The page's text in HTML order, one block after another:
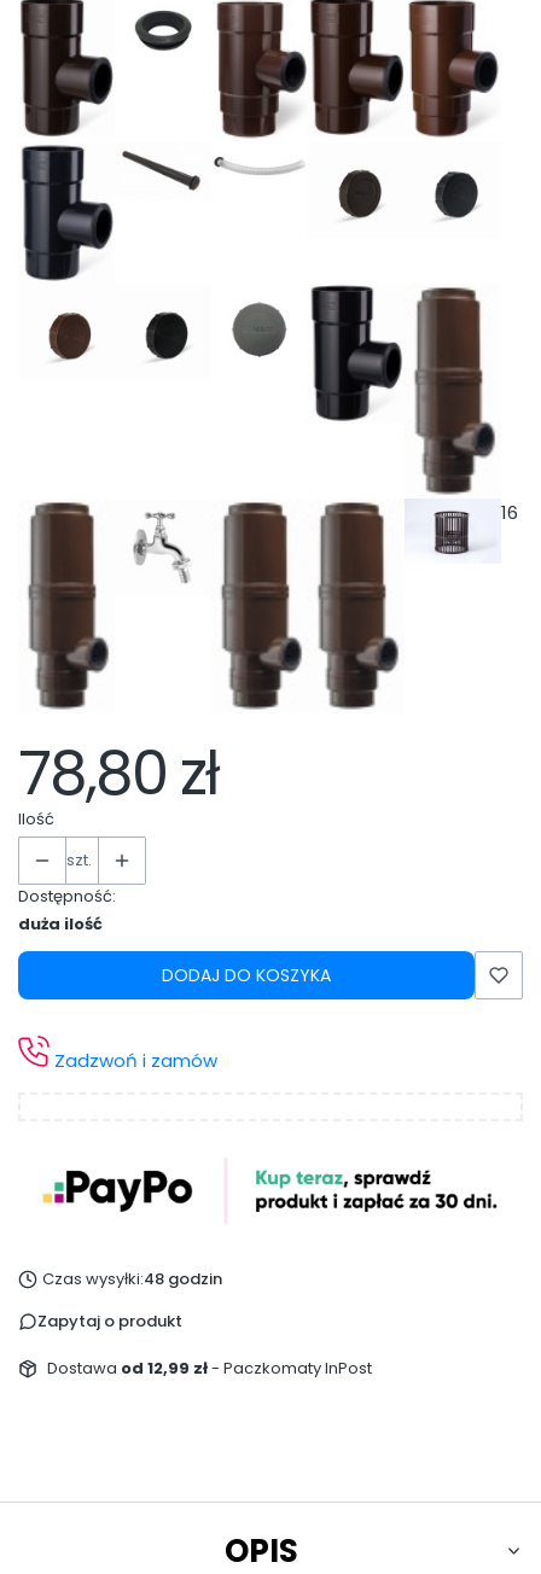
16
78,80 zł
Ilość
szt.
Dostępność:
duża ilość
DODAJ DO KOSZYKA
Zadzwoń i zamów
Czas wysyłki:48 godzin
Zapytaj o produkt
Dostawa od 12,99 zł- Paczkomaty InPost
OPIS